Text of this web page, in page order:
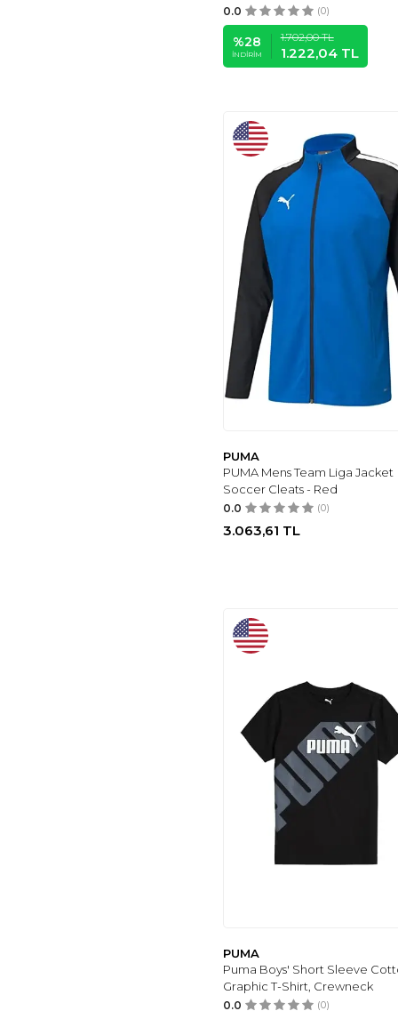
0.0 (0)
%28
İNDIRIM
1.702,00TL
1.222,04TL
PUMA
PUMA Mens Team Liga Jacket
Soccer Cleats - Red
0.0 (0)
3.063,61 TL
PUMA
Puma Boys' Short Sleeve
Graphic T-Shirt, Crewneck
0.0 (0)